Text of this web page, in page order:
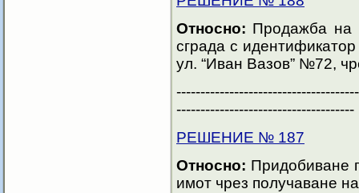
Относно: Продажба на
сграда с
ул. “Иван Вазов” №72,
-------------------------------------
РЕШЕНИЕ № 187
Относно: Придобиване
имот чрез получаване